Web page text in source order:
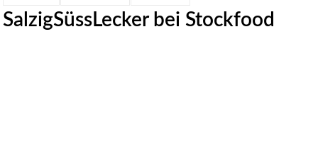
SalzigSüssLecker bei Stockfood